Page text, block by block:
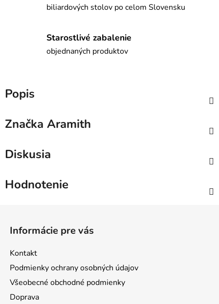
biliardových stolov po celom Slovensku
Starostlivé zabalenie
objednaných produktov
Popis
Značka Aramith
Diskusia
Hodnotenie
Informácie pre vás
Kontakt
Podmienky ochrany osobných údajov
Všeobecné obchodné podmienky
Doprava